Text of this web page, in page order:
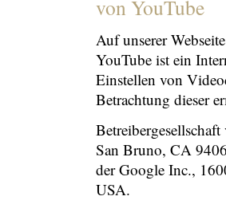
von YouTube
Auf unserer
YouTube ist ein
Einstellen von
Betrachtung dieser
San Bruno, CA
der Google Inc.,
USA.